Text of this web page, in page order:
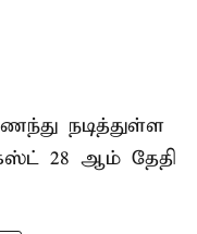
நடித்துள்ள
28 ஆம் தேதி